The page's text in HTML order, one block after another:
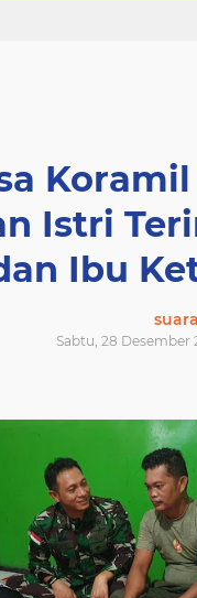
Koramil
Istri
Ibu
Sabtu, 28 Desember